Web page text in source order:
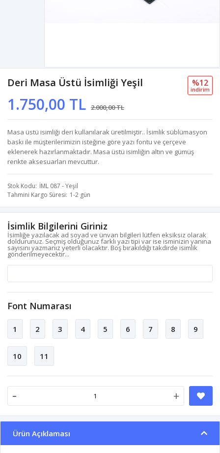
Deri Masa Üstü İsimliği Yeşil
1.750,00 TL 2.000,00 TL
%12
i̇ndi̇ri̇m
Masa üstü isimliği deri kullanılarak üretilmiştir.. İsimlik süblümasyon
baskı ile müşterilerimizin isteğine göre yazı fontu ve çerçeve
eklenerek hazırlanmaktadır. Masa üstü isimliğin altın ve gümüş
renkte aksesuarları mevcuttur.
Stok Kodu İML 087 - Yeşil
Tahmini Kargo Süresi 1-2 gün
İsimlik Bilgilerini Giriniz
İsimliğe yazılacak ad soyad ve ünvan bilgileri lütfen eksiksiz olarak
doldurunuz. Seçmiş olduğunuz farklı yazı tipi var ise isminizin yanına
sayısını yazmanız yeterli olacaktır. Boş bırakıldığı takdirde isimlik
gönderilmeyecektir...
Font Numarası
1 2 3 4 5 6 7 8 9
10 11
- +
Ürün Açıklaması